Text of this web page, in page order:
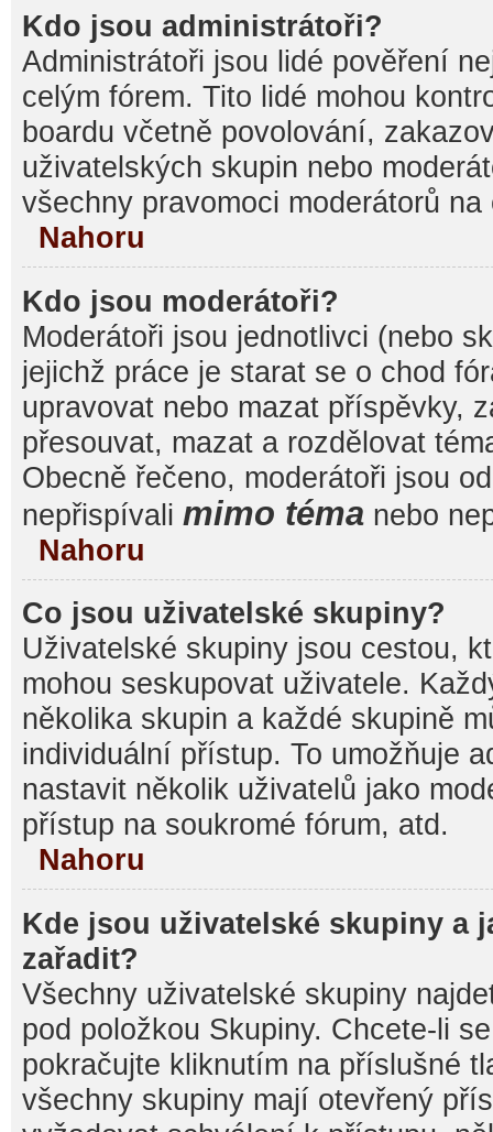
Kdo jsou administrátoři?
Administrátoři jsou lidé pověření
celým fórem. Tito lidé mohou
boardu včetně povolování,
uživatelských skupin nebo
všechny pravomoci moderátorů na
Nahoru
Kdo jsou moderátoři?
Moderátoři jsou jednotlivci (nebo
jejichž práce je starat se o chod
upravovat nebo mazat příspěvky,
přesouvat, mazat a rozdělovat
Obecně řečeno, moderátoři jsou
nepřispívali mimo téma nebo
Nahoru
Co jsou uživatelské skupiny?
Uživatelské skupiny jsou cestou,
mohou seskupovat uživatele.
několika skupin a každé skupině
individuální přístup. To umožňuje
nastavit několik uživatelů jako
přístup na soukromé fórum, atd.
Nahoru
Kde jsou uživatelské skupiny a
zařadit?
Všechny uživatelské skupiny
pod položkou Skupiny. Chcete-li
pokračujte kliknutím na příslušné
všechny skupiny mají otevřený